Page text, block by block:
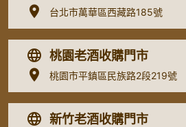
台北市萬華區西藏路185號
桃園老酒收購門市
桃園市平鎮區民族路2段219號
新竹老酒收購門市